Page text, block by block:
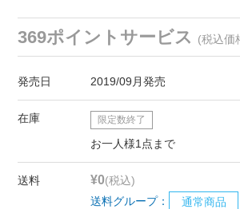
369ポイントサービス (税込価
発売日 2019/09月発売
在庫 限定数終了
お一人様1点まで
送料 ¥0(税込)
送料グループ：
通常商品